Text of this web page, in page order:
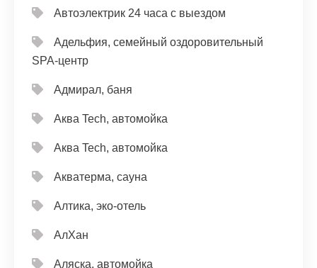
Автоэлектрик 24 часа с выездом
Адельфия, семейный оздоровительный
SPA-центр
Адмирал, баня
Аква Tech, автомойка
Аква Tech, автомойка
Акватерма, сауна
Алтика, эко-отель
АлХан
Аляска, автомойка